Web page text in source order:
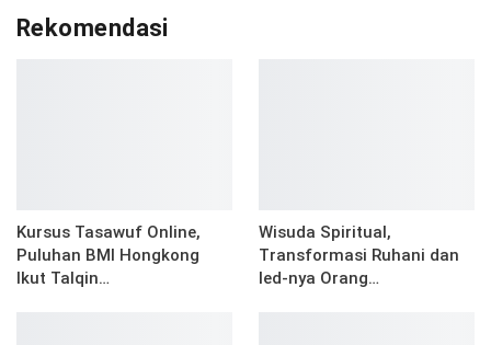
Rekomendasi
Kursus Tasawuf Online,
Puluhan BMI Hongkong
Ikut Talqin…
Wisuda Spiritual,
Transformasi Ruhani dan
Ied-nya Orang…